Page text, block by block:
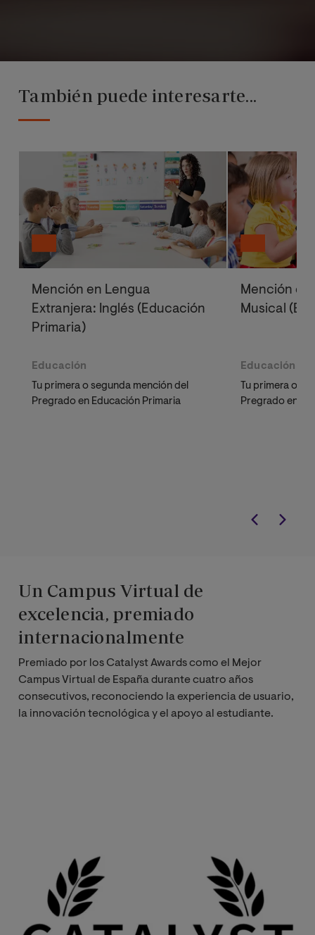
También puede interesarte...
Mención en Lengua
Extranjera: Inglés (Educación
Primaria)
Educación
Tu primera o segunda mención del
Pregrado en Educación Primaria
Mención en
Musical
Educación
Tu primera o
Pregrado en
Un Campus Virtual de
excelencia, premiado
internacionalmente
Premiado por los Catalyst Awards como el Mejor
Campus Virtual de España durante cuatro años
consecutivos, reconociendo la experiencia de usuario,
la innovación tecnológica y el apoyo al estudiante.